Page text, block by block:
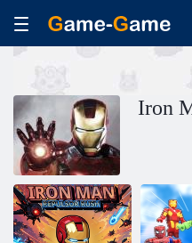
Iron